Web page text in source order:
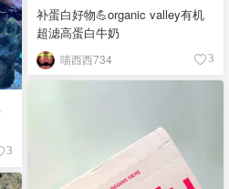
补蛋白好物💪organic valley有机
超滤高蛋白牛奶
喵西西734 3
3